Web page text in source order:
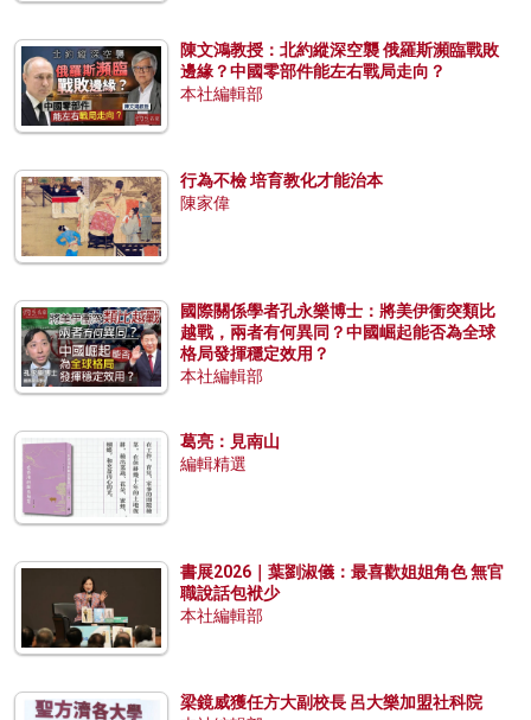
陳文鴻教授：北約縱深空襲 俄羅斯瀕臨戰敗
邊緣？中國零部件能左右戰局走向？
本社編輯部
行為不檢 培育教化才能治本
陳家偉
國際關係學者孔永樂博士：將美伊衝突類比
越戰，兩者有何異同？中國崛起能否為全球
格局發揮穩定效用？
本社編輯部
葛亮：見南山
編輯精選
書展2026｜葉劉淑儀：最喜歡姐姐角色 無官
職說話包袱少
本社編輯部
梁鏡威獲任方大副校長 呂大樂加盟社科院